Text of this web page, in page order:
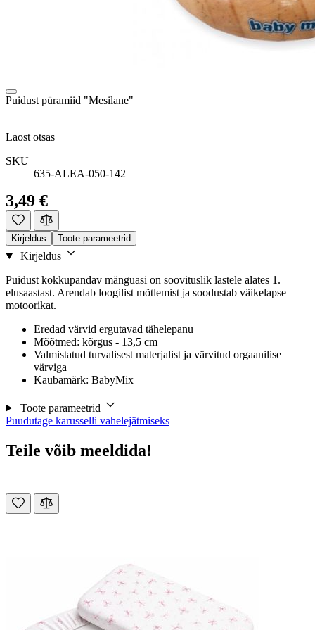
Puidust püramiid "Mesilane"
Laost otsas
SKU
635-ALEA-050-142
3,49 €
Kirjeldus Toote parameetrid
Kirjeldus
Puidust kokkupandav mänguasi on soovituslik lastele alates 1.
elusaastast. Arendab loogilist mõtlemist ja soodustab väikelapse
motoorikat.
Eredad värvid ergutavad tähelepanu
Mõõtmed: kõrgus - 13,5 cm
Valmistatud turvalisest materjalist ja värvitud orgaanilise
värviga
Kaubamärk: BabyMix
Toote parameetrid
Puudutage karusselli vahelejätmiseks
Teile võib meeldida!